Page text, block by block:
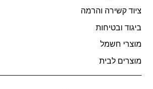
ציוד קשירה והרמה
ביגוד ובטיחות
מוצרי חשמל
מוצרים לבית